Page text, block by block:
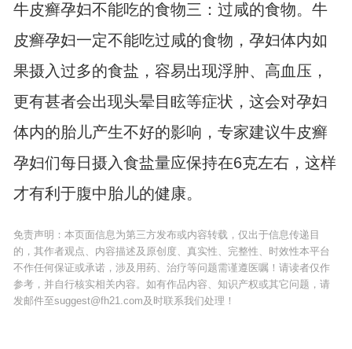
牛皮癣孕妇不能吃的食物三：过咸的食物。牛
皮癣孕妇一定不能吃过咸的食物，孕妇体内如
果摄入过多的食盐，容易出现浮肿、高血压，
更有甚者会出现头晕目眩等症状，这会对孕妇
体内的胎儿产生不好的影响，专家建议牛皮癣
孕妇们每日摄入食盐量应保持在6克左右，这样
才有利于腹中胎儿的健康。
免责声明：本页面信息为第三方发布或内容转载，仅出于信息传递目
的，其作者观点、内容描述及原创度、真实性、完整性、时效性本平台
不作任何保证或承诺，涉及用药、治疗等问题需谨遵医嘱！请读者仅作
参考，并自行核实相关内容。如有作品内容、知识产权或其它问题，请
发邮件至suggest@fh21.com及时联系我们处理！